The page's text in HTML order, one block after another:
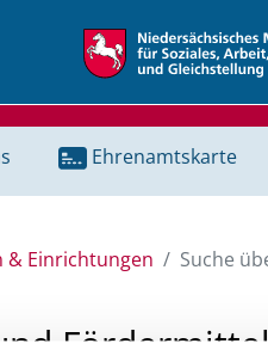
Ehrenamtskarte
& Einrichtungen Suche
Fördermittel